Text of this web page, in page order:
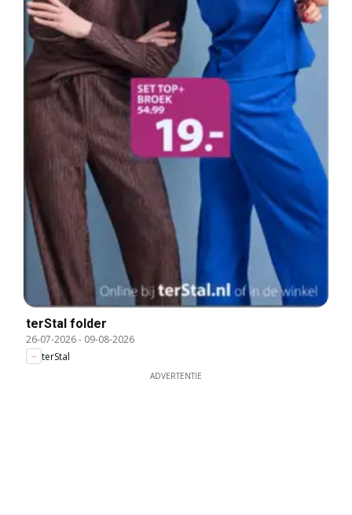
terStal folder
26-07-2026- 09-08-2026
terStal
ADVERTENTIE